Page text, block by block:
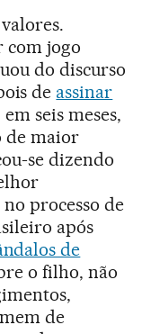
com jogo
do discurso
de assinar
em seis meses,
de maior
se dizendo
processo de
após
de
o filho, não
de